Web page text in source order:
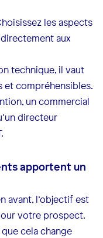
les aspects
aux
technique, il vaut
et compréhensibles.
un commercial
directeur
apportent un
avant, l’objectif est
votre prospect.
cela change